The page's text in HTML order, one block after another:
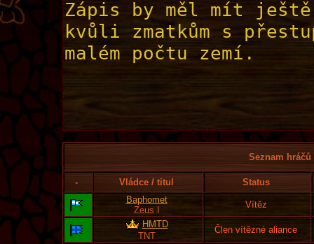
Seznam
- Vládce / titul
Status
Baphomet
Zeus I
Vítěz
HMTD
TNT
Člen vítězné aliance